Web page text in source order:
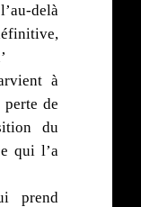
delà
à
de
du
qui l’a
prend